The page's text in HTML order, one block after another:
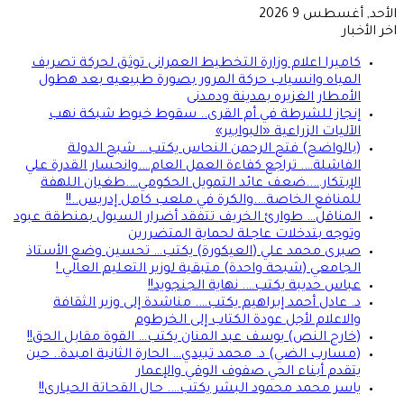
الأحد, أغسطس 9 2026
اخر الأخبار
كاميرا اعلام وزارة التخطيط العمرانى توثق لحركة تصريف
المياه وانسياب حركة المرور بصورة طبيعيه بعد هطول
الأمطار الغزيره بمدينة ودمدنى
إنجاز للشرطة في أم القرى.. سقوط خيوط شبكة نهب
الآليات الزراعية «البوابير»
(بالواضح) فتح الرحمن النحاس يكتب… شبح الدولة
الفاشلة…. تراجع كفاءة العمل العام….وانحسار القدرة علي
الإبتكار…..ضعف عائد التمويل الحكومي….طغيان اللهفة
للمنافع الخاصة….والكرة في ملعب كامل إدريس..!!
المناقل… طوارئ الخريف تتفقد أضرار السيول بمنطقة عبود
وتوجه بتدخلات عاجلة لحماية المتضررين
صبرى محمد علي (العيكورة) يكتب… تحسين وضع الأستاذ
الجامعي (شبحة واحدة) متبقية لوزير التعليم العالي !
عباس حديبة يكتب…. نهاية الجنجويد!!
د. عادل أحمد إبراهيم يكتب…. مناشدة إلى وزير الثقافة
والاعلام لأجل عودة الكتاب إلى الخرطوم
(خارج النص) يوسف عبد المنان يكتب… القوة مقابل الحق!!
(مسارب الضي) د. محمد تبيدي… الحارة الثانية امبدة.. حين
يتقدم أبناء الحي صفوف الوقي والإعمار
ياسر محمد محمود البشر يكتب…. حـال القحـاتة الحيـارى!!